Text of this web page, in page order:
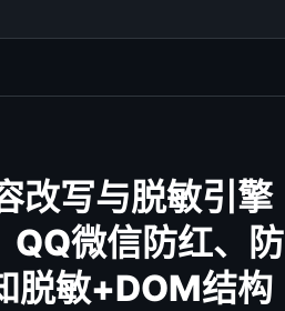
改写与脱敏引擎
QQ微信防红、防
脱敏+DOM结构